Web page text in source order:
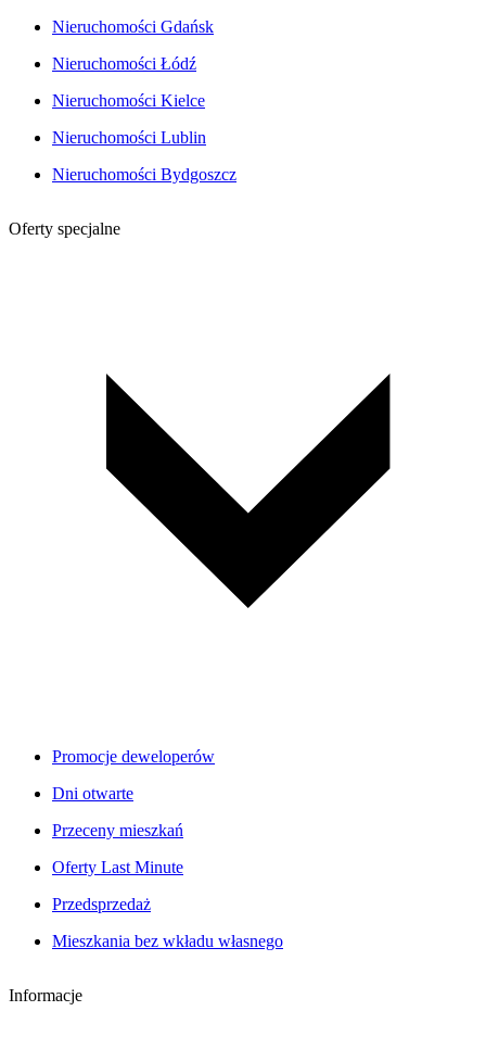
Nieruchomości Gdańsk
Nieruchomości Łódź
Nieruchomości Kielce
Nieruchomości Lublin
Nieruchomości Bydgoszcz
Oferty specjalne
Promocje deweloperów
Dni otwarte
Przeceny mieszkań
Oferty Last Minute
Przedsprzedaż
Mieszkania bez wkładu własnego
Informacje